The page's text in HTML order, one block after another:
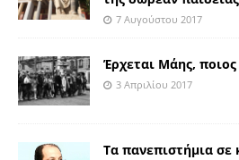
7 Αυγούστου 2017
Έρχεται Μάης,
3 Απριλίου 2017
Tα πανεπιστήμια σε